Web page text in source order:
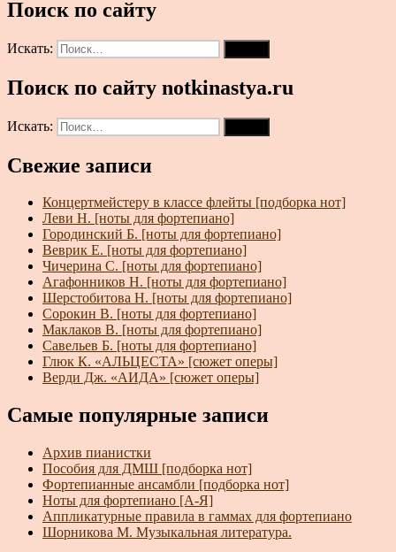
Поиск по сайту
Искать:
Поиск по сайту notkinastya.ru
Искать:
Свежие записи
Концертмейстеру в классе флейты [подборка нот]
Леви Н. [ноты для фортепиано]
Городинский Б. [ноты для фортепиано]
Веврик Е. [ноты для фортепиано]
Чичерина С. [ноты для фортепиано]
Агафонников Н. [ноты для фортепиано]
Шерстобитова Н. [ноты для фортепиано]
Сорокин В. [ноты для фортепиано]
Маклаков В. [ноты для фортепиано]
Савельев Б. [ноты для фортепиано]
Глюк К. «АЛЬЦЕСТА» [сюжет оперы]
Верди Дж. «АИДА» [сюжет оперы]
Самые популярные записи
Архив пианистки
Пособия для ДМШ [подборка нот]
Фортепианные ансамбли [подборка нот]
Ноты для фортепиано [А-Я]
Аппликатурные правила в гаммах для фортепиано
Шорникова М. Музыкальная литература.